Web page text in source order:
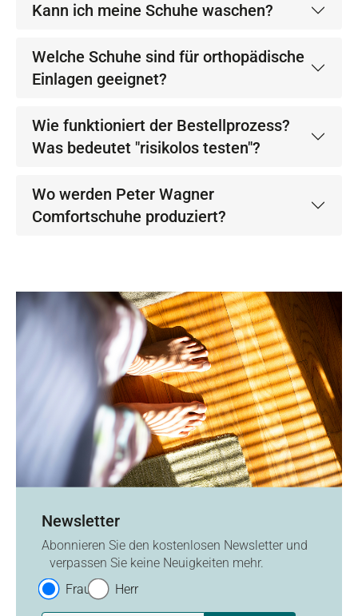
Kann ich meine Schuhe waschen?
Welche Schuhe sind für orthopädische
Einlagen geeignet?
Wie funktioniert der Bestellprozess?
Was bedeutet "risikolos testen"?
Wo werden Peter Wagner
Comfortschuhe produziert?
Newsletter
Abonnieren Sie den kostenlosen Newsletter und
verpassen Sie keine Neuigkeiten mehr.
Frau
Herr